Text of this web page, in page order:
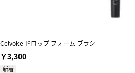
Celvoke ドロップ フォーム ブラシ
￥3,300
新着